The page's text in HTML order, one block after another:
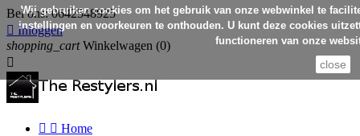
Bel ons:0642548925
 Inloggen
shopping_cart Winkelwagen (0)

  Home
Wij gebruiken cookies om het gebruik van onze webwinkel te
instellingen en voorkeuren te onthouden. U kunt deze cookies
functioneren van onze
close